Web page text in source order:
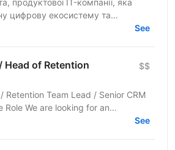
цифрову екосистему та
для автоматизації
See
Head of Retention $$
Retention Team Lead / Senior CRM
Role We are looking for an
leader to own and evolve our
See